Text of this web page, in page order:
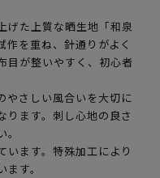
げた上質な晒生地「和泉
を重ね、針通りがよく
目が整いやすく、初心者
やさしい風合いを大切に
ります。刺し心地の良さ
います。特殊加工により
す。